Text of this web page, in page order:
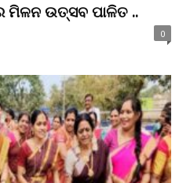
ଉତ୍ସବ ପାଳିତ ..
0